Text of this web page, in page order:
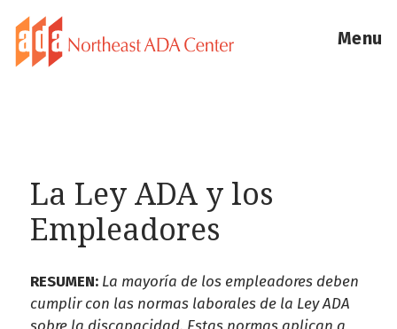
Menu
La Ley ADA y los
Empleadores
RESUMEN: La mayoría de los empleadores deben
cumplir con las normas laborales de la Ley ADA